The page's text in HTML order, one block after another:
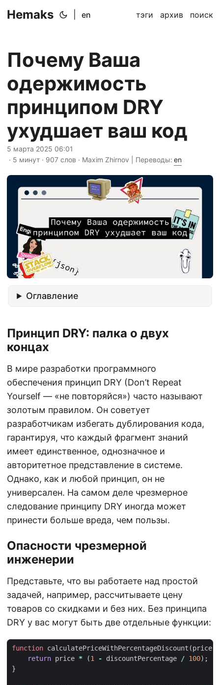
Hemaks en тэги архив поиск
Почему Ваша
одержимость
принципом DRY
ухудшает ваш код
5 марта 2025 06:01
· 5 минут · 907 слов · Maxim Zhirnov | Переводы: en
Оглавление
Принцип DRY: палка о двух
концах
В мире разработки программного
обеспечения принцип DRY (Don’t Repeat
Yourself — «не повторяйся») часто называют
золотым правилом. Он советует
разработчикам избегать дублирования кода,
гарантируя, что каждый фрагмент знаний
имеет единственное, однозначное и
авторитетное представление в системе.
Однако, как и любой принцип, он не
универсален. На самом деле чрезмерное
следование принципу DRY иногда может
принести больше вреда, чем пользы.
Опасности чрезмерной
инженерии
Представьте, что вы работаете над простой
задачей, например, рассчитываете цену
товаров со скидками и без них. Без принципа
DRY у вас могут быть две отдельные функции:
function calculatePriceWithPercentageDiscount (price
return price * (1 - discountPercentage / 100);
}